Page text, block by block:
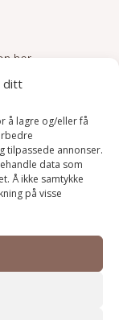
ditt
å lagre og/eller få
tilpassede annonser.
data som
Å ikke samtykke
på visse
her.